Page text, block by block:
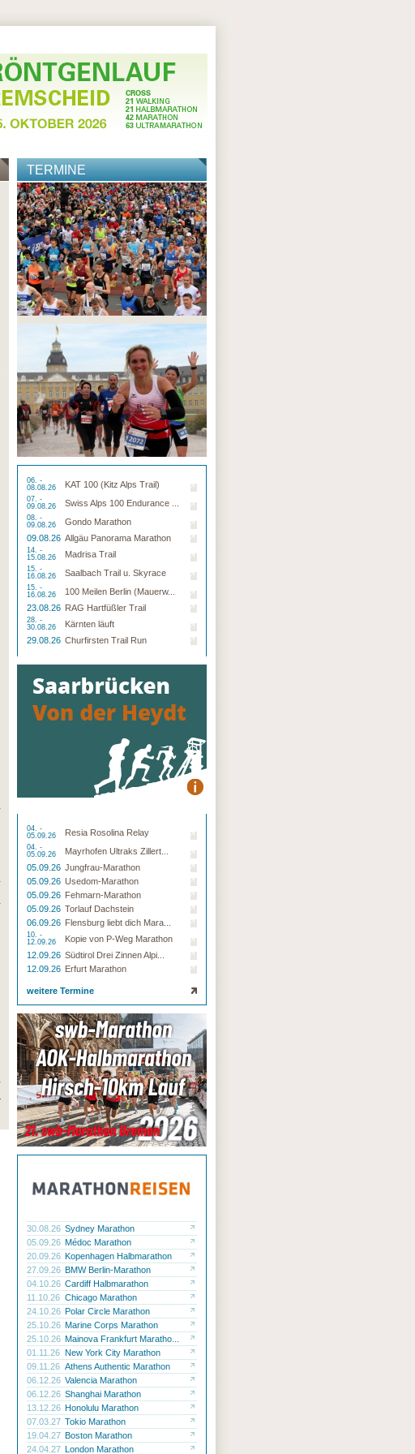
TERMINE
06. -
08.08.26
KAT 100 (Kitz Alps Trail)
07. -
09.08.26
Swiss Alps 100 Endurance ...
08. -
09.08.26
Gondo Marathon
09.08.26 Allgäu Panorama Marathon
14. -
15.08.26
Madrisa Trail
15. -
16.08.26
Saalbach Trail u. Skyrace
15. -
16.08.26
100 Meilen Berlin (Mauerw...
23.08.26 RAG Hartfüßler Trail
28. -
30.08.26
Kärnten läuft
29.08.26 Churfirsten Trail Run
04. -
05.09.26
Resia Rosolina Relay
04. -
05.09.26
Mayrhofen Ultraks Zillert...
05.09.26 Jungfrau-Marathon
05.09.26 Usedom-Marathon
05.09.26 Fehmarn-Marathon
05.09.26 Torlauf Dachstein
06.09.26 Flensburg liebt dich Mara...
10. -
12.09.26
Kopie von P-Weg Marathon
12.09.26 Südtirol Drei Zinnen Alpi...
12.09.26 Erfurt Marathon
weitere Termine
30.08.26 Sydney Marathon
05.09.26 Médoc Marathon
20.09.26 Kopenhagen Halbmarathon
27.09.26 BMW Berlin-Marathon
04.10.26 Cardiff Halbmarathon
11.10.26 Chicago Marathon
24.10.26 Polar Circle Marathon
25.10.26 Marine Corps Marathon
25.10.26 Mainova Frankfurt Maratho...
01.11.26 New York City Marathon
09.11.26 Athens Authentic Marathon
06.12.26 Valencia Marathon
06.12.26 Shanghai Marathon
13.12.26 Honolulu Marathon
07.03.27 Tokio Marathon
19.04.27 Boston Marathon
24.04.27 London Marathon